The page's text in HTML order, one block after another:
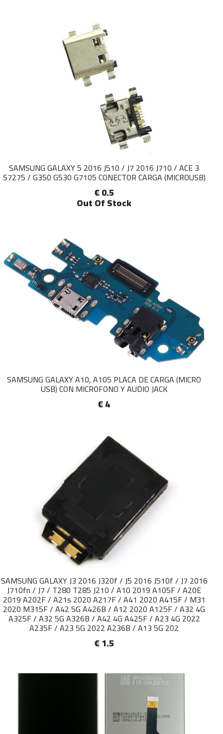
SAMSUNG GALAXY 5 2016 J510 / J7 2016 J710 / ACE 3
S7275 / G350 G530 G7105 CONECTOR CARGA (MICROUSB)
€ 0.5
Out Of Stock
SAMSUNG GALAXY A10, A105 PLACA DE CARGA (MICRO
USB) CON MICROFONO Y AUDIO JACK
€ 4
SAMSUNG GALAXY J3 2016 J320f / J5 2016 J510f / J7 2016
J710fn / J7 / T280 T285 J210 / A10 2019 A105F / A20E
2019 A202F / A21s 2020 A217F / A41 2020 A415F / M31
2020 M315F / A42 5G A426B / A12 2020 A125F / A32 4G
A325F / A32 5G A326B / A42 4G A425F / A23 4G 2022
A235F / A23 5G 2022 A236B / A13 5G 202
€ 1.5